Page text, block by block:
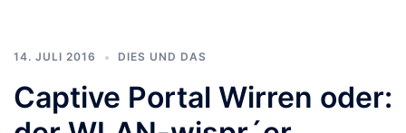
14. JULI 2016 DIES UND DAS
Captive Portal Wirren oder: